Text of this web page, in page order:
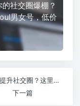
社交圈爆棚？
男女号，低价
想快速提升社交圈？这里教你哪里可以购买到靠谱的陌陌老号！
下一篇